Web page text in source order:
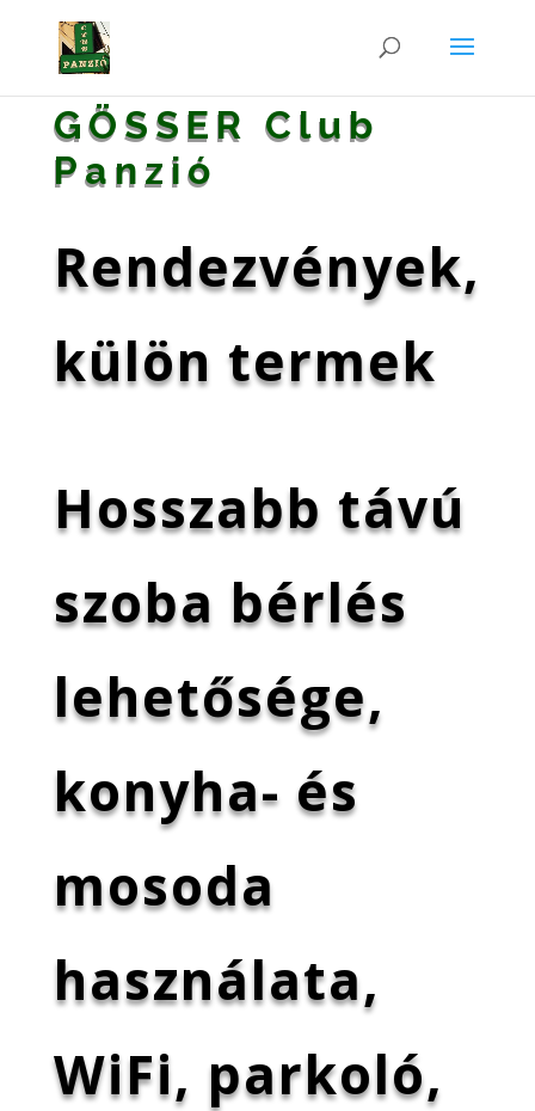
GÖSSER Club
Panzió
Rendezvények,
külön termek
Hosszabb távú
szoba bérlés
lehetősége,
konyha- és
mosoda
használata,
WiFi, parkoló,